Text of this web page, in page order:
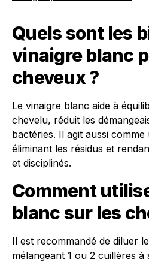
Quels sont les
vinaigre blanc
cheveux ?
Le vinaigre blanc aide à
chevelu, réduit les
bactéries. Il agit aussi
éliminant les résidus et
et disciplinés.
Comment
blanc sur les
Il est recommandé de diluer
mélangeant 1 ou 2 cuillères